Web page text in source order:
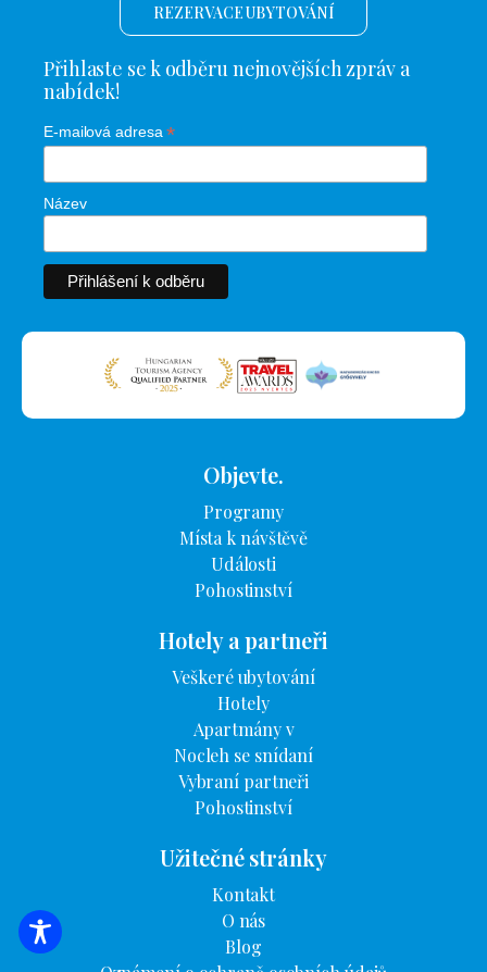
VYHLEDÁVÁNÍ UBYTOVÁNÍ
REZERVACE UBYTOVÁNÍ
Přihlaste se k odběru nejnovějších zpráv a
nabídek!
E-mailová adresa*
Název
Objevte.
Programy
Místa k návštěvě
Události
Pohostinství
Hotely a partneři
Veškeré ubytování
Hotely
Apartmány v
Nocleh se snídaní
Vybraní partneři
Pohostinství
Užitečné stránky
Kontakt
O nás
Blog